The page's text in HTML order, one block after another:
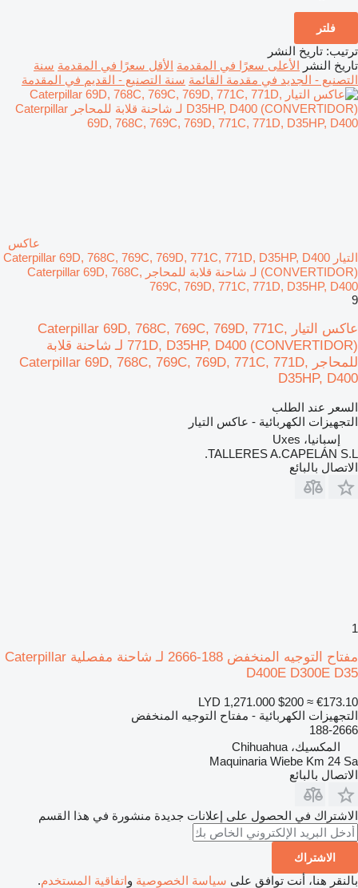
فلتر
ترتيب: تاريخ النشر
تاريخ النشر الأعلى سعرًا في المقدمة الأقل سعرًا في المقدمة سنة
التصنيع - الجديد في مقدمة القائمة سنة التصنيع - القديم في المقدمة
عاكس
التيار Caterpillar 69D, 768C, 769C, 769D, 771C, 771D, D35HP, D400
(CONVERTIDOR) لـ شاحنة قلابة للمحاجر Caterpillar 69D, 768C,
769C, 769D, 771C, 771D, D35HP, D400
9
عاكس التيار Caterpillar 69D, 768C, 769C, 769D, 771C,
771D, D35HP, D400 (CONVERTIDOR) لـ شاحنة قلابة
للمحاجر Caterpillar 69D, 768C, 769C, 769D, 771C, 771D,
D35HP, D400
السعر عند الطلب
التجهيزات الكهربائية - عاكس التيار
إسبانيا، Uxes
TALLERES A.CAPELÁN S.L.
الاتصال بالبائع
1
مفتاح التوجيه المنخفض 188-2666 لـ شاحنة مفصلية Caterpillar
D400E D300E D35
LYD 1,271.000 $200 ≈ €173.10
التجهيزات الكهربائية - مفتاح التوجيه المنخفض
188-2666
المكسيك، Chihuahua
Maquinaria Wiebe Km 24 Sa
الاتصال بالبائع
الاشتراك في الحصول على إعلانات جديدة منشورة في هذا القسم
الاشتراك
بالنقر هنا، أنت توافق على سياسة الخصوصية واتفاقية المستخدم.